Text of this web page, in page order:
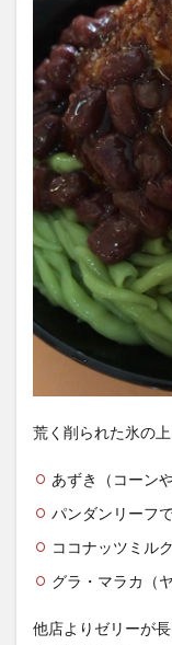
荒く削られた氷の
あずき（コーン
パンダンリーフ
ココナッツミルク
グラ・マラカ（
他店よりゼリーが